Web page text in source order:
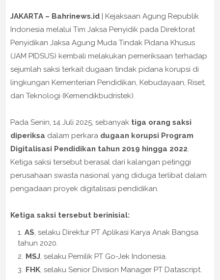
JAKARTA – Bahrinews.id | Kejaksaan Agung Republik
Indonesia melalui Tim Jaksa Penyidik pada Direktorat
Penyidikan Jaksa Agung Muda Tindak Pidana Khusus
(JAM PIDSUS) kembali melakukan pemeriksaan terhadap
sejumlah saksi terkait dugaan tindak pidana korupsi di
lingkungan Kementerian Pendidikan, Kebudayaan, Riset,
dan Teknologi (Kemendikbudristek).
Pada Senin, 14 Juli 2025, sebanyak tiga orang saksi
diperiksa dalam perkara dugaan korupsi Program
Digitalisasi Pendidikan tahun 2019 hingga 2022.
Ketiga saksi tersebut berasal dari kalangan petinggi
perusahaan swasta nasional yang diduga terlibat dalam
pengadaan proyek digitalisasi pendidikan.
Ketiga saksi tersebut berinisial:
AS, selaku Direktur PT Aplikasi Karya Anak Bangsa
tahun 2020.
MSJ, selaku Pemilik PT Go-Jek Indonesia.
FHK, selaku Senior Division Manager PT Datascript.